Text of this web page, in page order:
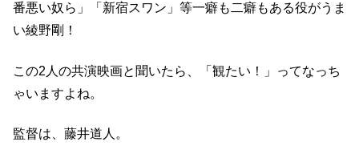
番悪い奴ら」「新宿スワン」等一癖も二癖もある役がうま
い綾野剛！
この2人の共演映画と聞いたら、「観たい！」ってなっち
ゃいますよね。
監督は、藤井道人。